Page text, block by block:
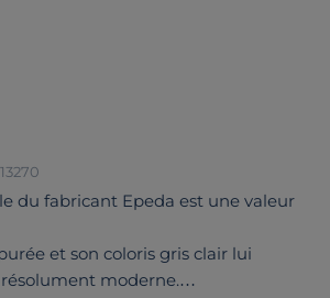
du fabricant Epeda est une valeur
et son coloris gris clair lui
moderne.